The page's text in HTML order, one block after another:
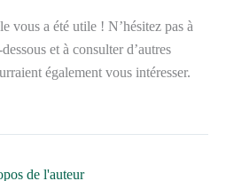
vous a été utile ! N’hésitez pas à
et à consulter d’autres
également vous intéresser.
de l'auteur